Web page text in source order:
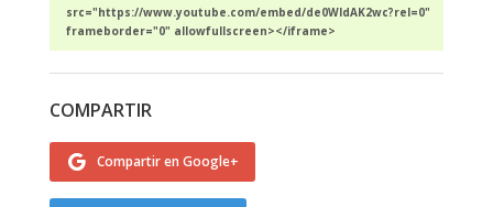
src="https://www.youtube.com/embed/de0WIdAK2wc?rel=0"
frameborder="0" allowfullscreen></iframe>
COMPARTIR
Compartir en Google+